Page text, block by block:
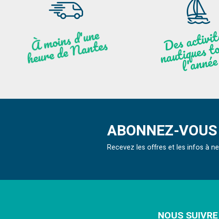
À
moi
ns
d'u
ne
heu
re
de
N
a
ntes quesnée
ABONNEZ-
Recevez les offres et les infos à
NOUS